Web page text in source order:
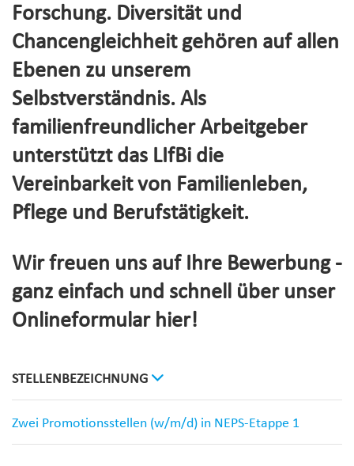
Forschung. Diversität und
Chancengleichheit gehören auf allen
Ebenen zu unserem
Selbstverständnis. Als
familienfreundlicher Arbeitgeber
unterstützt das LIfBi die
Vereinbarkeit von Familienleben,
Pflege und Berufstätigkeit.
Wir freuen uns auf Ihre Bewerbung -
ganz einfach und schnell über unser
Onlineformular hier!
STELLENBEZEICHNUNG
Zwei Promotionsstellen (w/m/d) in NEPS-Etappe 1